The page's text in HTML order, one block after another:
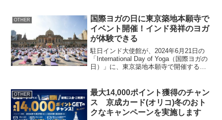
OTHER
国際ヨガの日に東京築地本願寺で
イベント開催！インド発祥のヨガ
が体験できる
駐日インド大使館が、2024年6月21日の
「International Day of Yoga（国際ヨガの
日）」に、東京築地本願寺で開催するヨ
行動の一体化が体感でき...
OTHER
最大14,000ポイント獲得のチャン
ス 京成カード(オリコ)冬のおト
クなキャンペーンを実施します